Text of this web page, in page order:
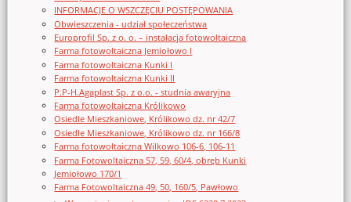
INFORMACJE O WSZCZĘCIU POSTĘPOWANIA
Obwieszczenia - udział społeczeństwa
Europrofil Sp. z o. o. – instalacja fotowoltaiczna
Farma fotowoltaiczna Jemiołowo I
Farma fotowoltaiczna Kunki I
Farma fotowoltaiczna Kunki II
P.P-H.Agaplast Sp. z o.o. - studnia awaryjna
Farma fotowoltaiczna Królikowo
Osiedle Mieszkaniowe, Królikowo dz. nr 42/7
Osiedle Mieszkaniowe, Królikowo dz. nr 166/8
Farma fotowoltaiczna Wilkowo 106-6, 106-11
Farma Fotowoltaiczna 57, 59, 60/4, obręb Kunki
Jemiołowo 170/1
Farma Fotowoltaiczna 49, 50, 160/5, Pawłowo